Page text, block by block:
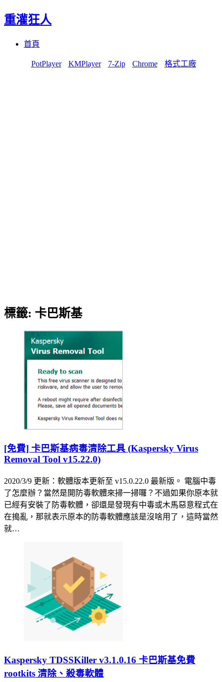
重灌狂人
首頁
PotPlayer KMPlayer 7-Zip Chrome 格式工廠
標籤: 卡巴斯基
[免費] 卡巴斯基病毒清除工具 (Kaspersky Virus
Removal Tool v15.22.0)
2020/3/9 更新：軟體版本更新至 v15.0.22.0 最新版。 電腦中毒
了怎麼辦？當然是開防毒軟體來掃一掃囉？不過如果你原本就
已經有安裝了防毒軟體，卻還是發現有中毒或木馬惡意程式在
在搗亂，那就表示原本的防毒軟體應該是沒啥用了，這時當然
就…
Kaspersky TDSSKiller v3.1.0.16 卡巴斯基免費
rootkits 清除、殺毒軟體